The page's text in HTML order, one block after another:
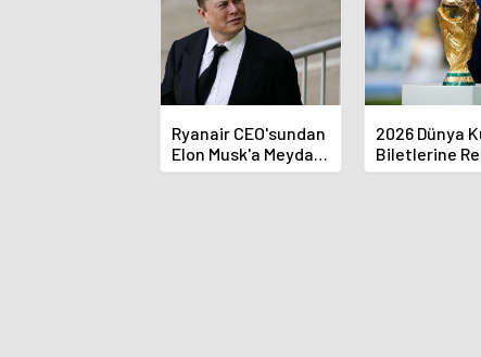
Ryanair CEO'sundan
Elon Musk'a Meydan
Okuma
2026 Dünya
Biletlerine
Başvuru!